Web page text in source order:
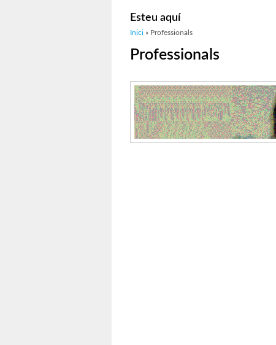
Esteu aquí
Inici » Professionals
Professionals